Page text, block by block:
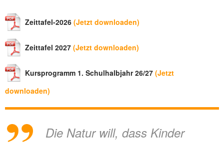
Zeittafel-2026 (Jetzt downloaden)
Zeittafel 2027 (Jetzt downloaden)
Kursprogramm 1. Schulhalbjahr 26/27 (Jetzt
downloaden)
Die Natur will, dass Kinder